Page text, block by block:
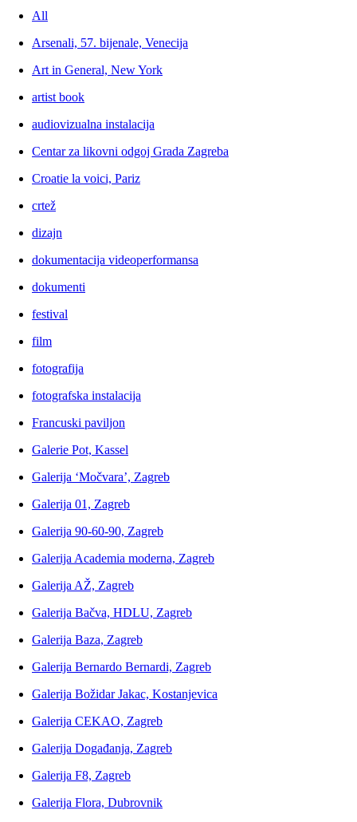
All
Arsenali, 57. bijenale, Venecija
Art in General, New York
artist book
audiovizualna instalacija
Centar za likovni odgoj Grada Zagreba
Croatie la voici, Pariz
crtež
dizajn
dokumentacija videoperformansa
dokumenti
festival
film
fotografija
fotografska instalacija
Francuski paviljon
Galerie Pot, Kassel
Galerija ‘Močvara’, Zagreb
Galerija 01, Zagreb
Galerija 90-60-90, Zagreb
Galerija Academia moderna, Zagreb
Galerija AŽ, Zagreb
Galerija Bačva, HDLU, Zagreb
Galerija Baza, Zagreb
Galerija Bernardo Bernardi, Zagreb
Galerija Božidar Jakac, Kostanjevica
Galerija CEKAO, Zagreb
Galerija Događanja, Zagreb
Galerija F8, Zagreb
Galerija Flora, Dubrovnik